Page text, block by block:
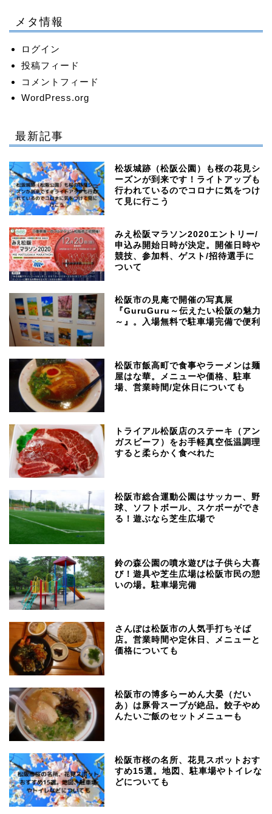
メタ情報
ログイン
投稿フィード
コメントフィード
WordPress.org
最新記事
松坂城跡（松阪公園）も桜の花見シ
ーズンが到来です！ライトアップも
行われているのでコロナに気をつけ
て見に行こう
みえ松阪マラソン2020エントリー/
申込み開始日時が決定。開催日時や
競技、参加料、ゲスト/招待選手に
ついて
松阪市の見庵で開催の写真展
『GuruGuru～伝えたい松阪の魅力
～』。入場無料で駐車場完備で便利
松阪市飯高町で食事やラーメンは麺
屋はな華。メニューや価格、駐車
場、営業時間/定休日についても
トライアル松阪店のステーキ（アン
ガスビーフ）をお手軽真空低温調理
すると柔らかく食べれた
松阪市総合運動公園はサッカー、野
球、ソフトボール、スケボーができ
る！遊ぶなら芝生広場で
鈴の森公園の噴水遊びは子供ら大喜
び！遊具や芝生広場は松阪市民の憩
いの場。駐車場完備
さんぽは松阪市の人気手打ちそば
店。営業時間や定休日、メニューと
価格についても
松阪市の博多らーめん大晏（だい
あ）は豚骨スープが絶品。餃子やめ
んたいご飯のセットメニューも
松阪市桜の名所、花見スポットおす
すめ15選。地図、駐車場やトイレな
どについても